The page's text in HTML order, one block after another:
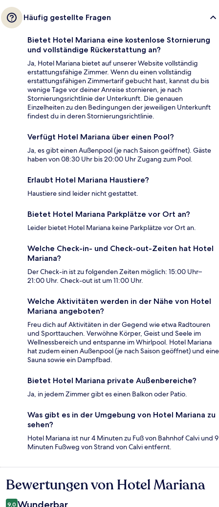
Häufig gestellte Fragen
Bietet Hotel Mariana eine kostenlose Stornierung
und vollständige Rückerstattung an?
Ja, Hotel Mariana bietet auf unserer Website vollständig
erstattungsfähige Zimmer. Wenn du einen vollständig
erstattungsfähigen Zimmertarif gebucht hast, kannst du bis
wenige Tage vor deiner Anreise stornieren, je nach
Stornierungsrichtlinie der Unterkunft. Die genauen
Einzelheiten zu den Bedingungen der jeweiligen Unterkunft
findest du in deren Stornierungsrichtlinie.
Verfügt Hotel Mariana über einen Pool?
Ja, es gibt einen Außenpool (je nach Saison geöffnet). Gäste
haben von 08:30 Uhr bis 20:00 Uhr Zugang zum Pool.
Erlaubt Hotel Mariana Haustiere?
Haustiere sind leider nicht gestattet.
Bietet Hotel Mariana Parkplätze vor Ort an?
Leider bietet Hotel Mariana keine Parkplätze vor Ort an.
Welche Check-in- und Check-out-Zeiten hat Hotel
Mariana?
Der Check-in ist zu folgenden Zeiten möglich: 15:00 Uhr–
21:00 Uhr. Check-out ist um 11:00 Uhr.
Welche Aktivitäten werden in der Nähe von Hotel
Mariana angeboten?
Freu dich auf Aktivitäten in der Gegend wie etwa Radtouren
und Sporttauchen. Verwöhne Körper, Geist und Seele im
Wellnessbereich und entspanne im Whirlpool. Hotel Mariana
hat zudem einen Außenpool (je nach Saison geöffnet) und eine
Sauna sowie ein Dampfbad.
Bietet Hotel Mariana private Außenbereiche?
Ja, in jedem Zimmer gibt es einen Balkon oder Patio.
Was gibt es in der Umgebung von Hotel Mariana zu
sehen?
Hotel Mariana ist nur 4 Minuten zu Fuß von Bahnhof Calvi und 9
Minuten Fußweg von Strand von Calvi entfernt.
Bewertungen
Bewertungen von Hotel Mariana
9,0